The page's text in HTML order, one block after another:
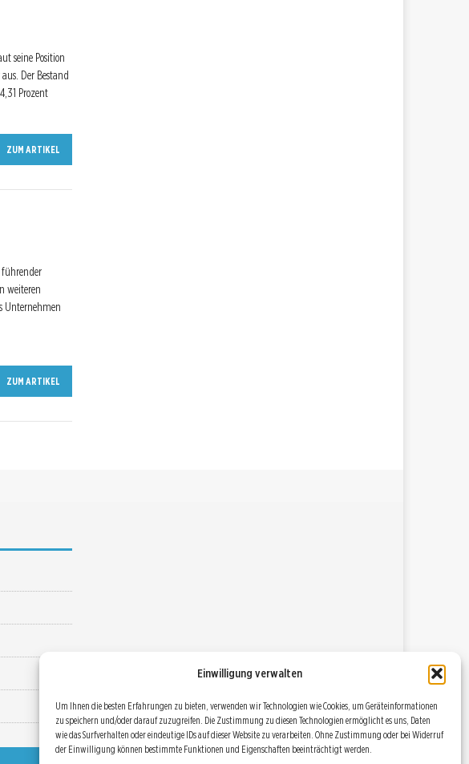
Einwilligung verwalten
Um Ihnen die besten Erfahrungen zu bieten, verwenden wir Technologien wie Cookies, um Geräteinformationen
zu speichern und/oder darauf zuzugreifen. Die Zustimmung zu diesen Technologien ermöglicht es uns, Daten
wie das Surfverhalten oder eindeutige IDs auf dieser Website zu verarbeiten. Ohne Zustimmung oder bei Widerruf
der Einwilligung können bestimmte Funktionen und Eigenschaften beeinträchtigt werden.
seine Position
Der Bestand
Prozent
ZUM ARTIKEL
führender
weiteren
Unternehmen
ZUM ARTIKEL